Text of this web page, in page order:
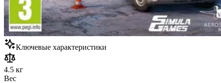
Ключевые характеристики
4.5 кг
Вес